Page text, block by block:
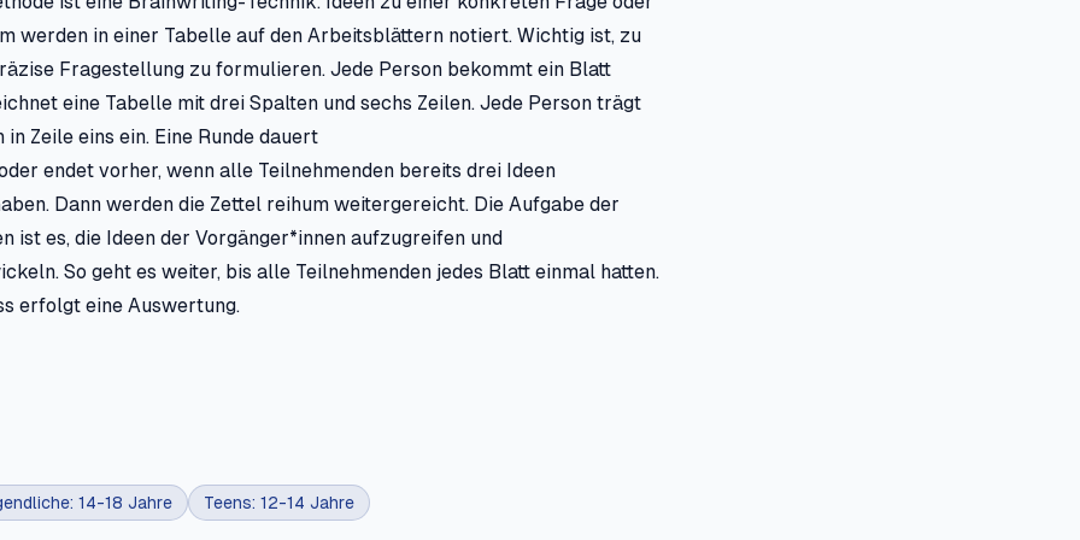
werden in einer Tabelle auf den Arbeitsblättern notiert. Wichtig ist, zu
Fragestellung zu formulieren. Jede Person bekommt ein Blatt
eine Tabelle mit drei Spalten und sechs Zeilen. Jede Person trägt
in Zeile eins ein. Eine Runde dauert
endet vorher, wenn alle Teilnehmenden bereits drei Ideen
Dann werden die Zettel reihum weitergereicht. Die Aufgabe der
ist es, die Ideen der Vorgänger*innen aufzugreifen und
So geht es weiter, bis alle Teilnehmenden jedes Blatt einmal hatten.
erfolgt eine Auswertung.
14-18 Jahre Teens: 12-14 Jahre